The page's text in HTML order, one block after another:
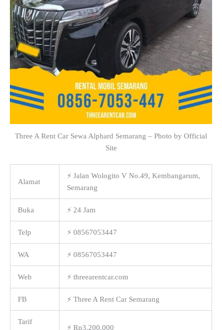
Three A Rent Car Sewa Alphard Semarang – Photo by Official
Site
Alamat
⚡ Jalan Wologito V No.49, Kembangarum,
Semarang
Buka ⚡ 24 Jam
Telp ⚡ 08567053447
WA ⚡ 08567053447
Web ⚡ threearentcar.com
FB ⚡ Three A Rent Car Semarang
Tarif
⚡ Rp3.200.000